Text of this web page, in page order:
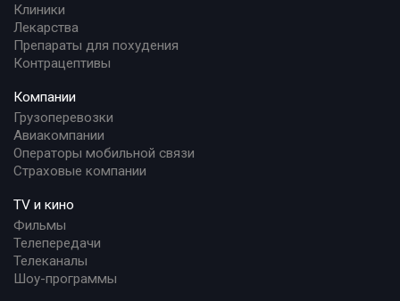
Клиники
Лекарства
Препараты для похудения
Контрацептивы
Компании
Грузоперевозки
Авиакомпании
Операторы мобильной связи
Страховые компании
TV и кино
Фильмы
Телепередачи
Телеканалы
Шоу-программы